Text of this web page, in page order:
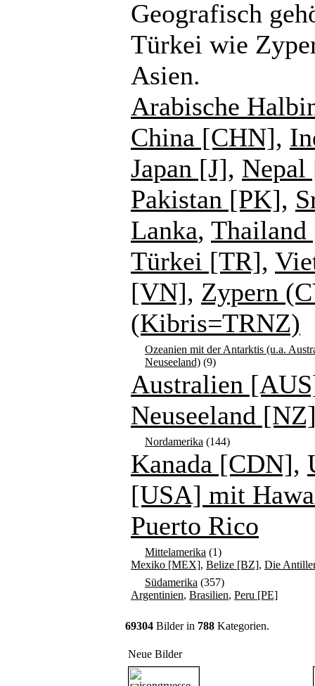
Geografisch
Türkei wie
Asien.
Arabische
China [CHN],
Japan [J],
Pakistan [PK],
Lanka,
Türkei [TR],
[VN], Zypern
(Kibris=TRNZ)
Ozeanien mit der Antarktis (u.a.
Neuseeland) (9)
Australien
Neuseeland
Nordamerika (144)
Kanada [CDN],
[USA] mit
Puerto Rico
Mittelamerika (1)
Mexiko [MEX], Belize [BZ], Die
Südamerika (357)
Argentinien, Brasilien, Peru [PE]
69304 Bilder in 788 Kategorien.
Neue Bilder